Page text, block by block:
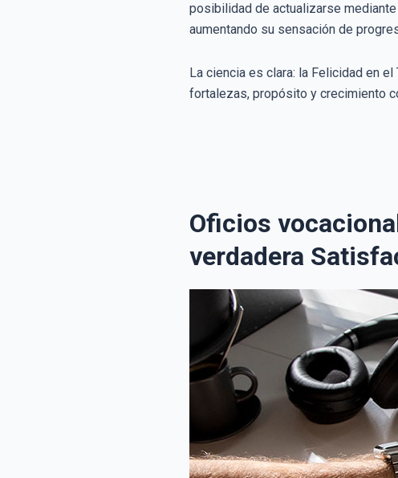
posibilidad de actualizarse
aumentando su sensación de
La ciencia es clara: la Felicidad en
fortalezas, propósito y crecimiento
Oficios
verdadera